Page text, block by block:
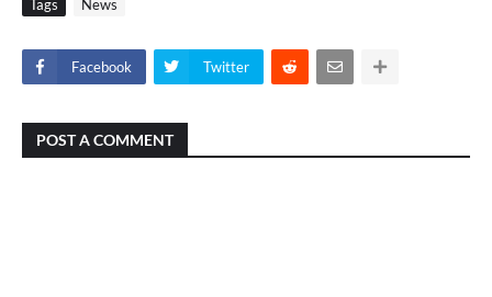
Tags News
Facebook Twitter
POST A COMMENT